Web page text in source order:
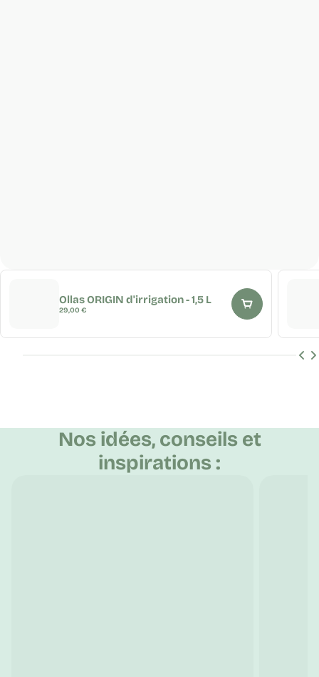
Ollas ORIGIN d'irrigation - 1,5 L
Prix
29,00 €
Nos idées, conseils et
inspirations :